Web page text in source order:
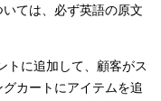
ては、必ず英語の原文
トに追加して、顧客がス
カートにアイテムを追